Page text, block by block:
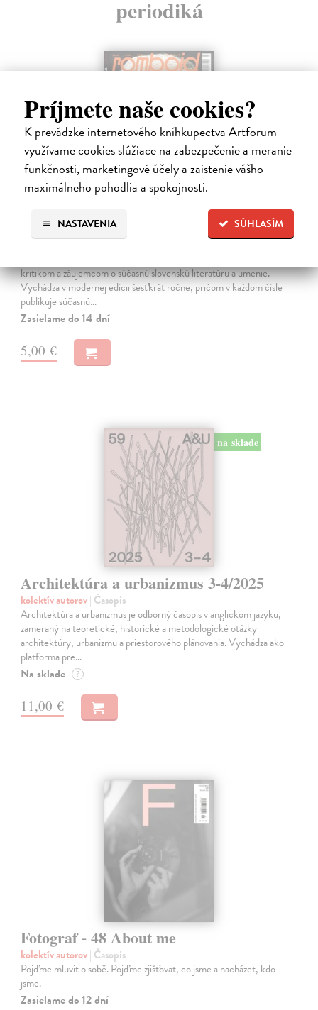
Príjmete naše cookies?
K prevádzke internetového kníhkupectva Artforum
využívame cookies slúžiace na zabezpečenie a meranie
funkčnosti, marketingové účely a zaistenie vášho
maximálneho pohodlia a spokojnosti.
SÚHLASÍM
NASTAVENIA
periodiká
Romboid 1/2026
kritikom a záujemcom o súčasnú slovenskú literatúru a umenie.
Vychádza v modernej edícii šesťkrát ročne, pričom v každom čísle
publikuje súčasnú…
Zasielame do 14 dní
5,00 €
na sklade
Architektúra a urbanizmus 3-4/2025
kolektív autorov| Časopis
Architektúra a urbanizmus je odborný časopis v anglickom jazyku,
zameraný na teoretické, historické a metodologické otázky
architektúry, urbanizmu a priestorového plánovania. Vychádza ako
platforma pre…
Na sklade ?
11,00 €
Fotograf - 48 About me
kolektív autorov| Časopis
Pojďme mluvit o sobě. Pojďme zjišťovat, co jsme a nacházet, kdo
jsme.
Zasielame do 12 dní